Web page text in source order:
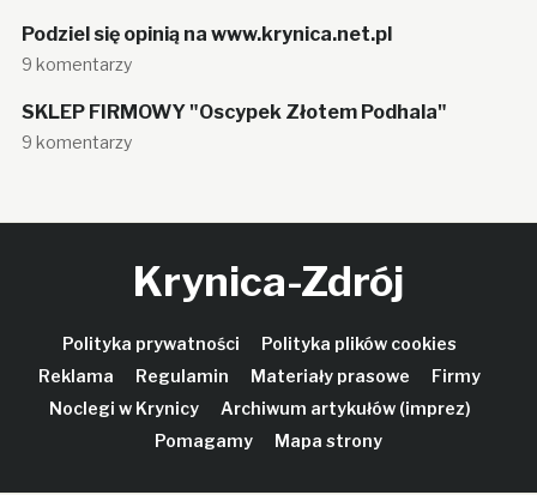
Podziel się opinią na www.krynica.net.pl
9 komentarzy
SKLEP FIRMOWY "Oscypek Złotem Podhala"
9 komentarzy
Krynica-Zdrój
Polityka prywatności
Polityka plików cookies
Reklama
Regulamin Materiały prasowe
Firmy
Noclegi w Krynicy
Archiwum artykułów (imprez)
Pomagamy
Mapa strony